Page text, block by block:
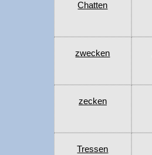
Chatten
zwecken
zecken
Tressen